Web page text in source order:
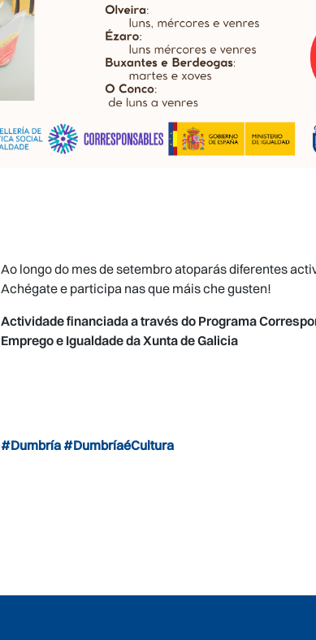
Ao longo do mes de setembro atoparás diferentes
Achégate e participa nas que máis che gusten!
Actividade financiada a través do Programa
Emprego e Igualdade da Xunta de Galicia
#Dumbría#DumbríaéCultura